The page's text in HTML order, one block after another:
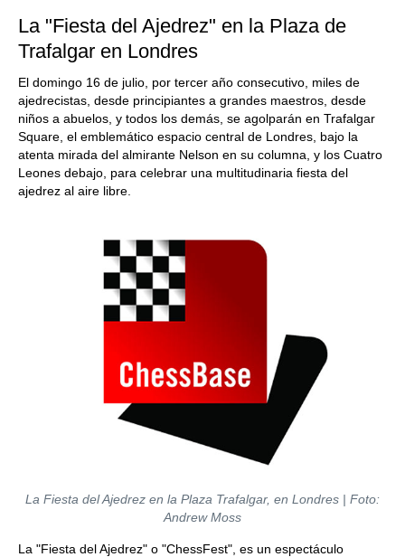
La "Fiesta del Ajedrez" en la Plaza de
Trafalgar en Londres
El domingo 16 de julio, por tercer año consecutivo, miles de
ajedrecistas, desde principiantes a grandes maestros, desde
niños a abuelos, y todos los demás, se agolparán en Trafalgar
Square, el emblemático espacio central de Londres, bajo la
atenta mirada del almirante Nelson en su columna, y los Cuatro
Leones debajo, para celebrar una multitudinaria fiesta del
ajedrez al aire libre.
La Fiesta del Ajedrez en la Plaza Trafalgar, en Londres | Foto:
Andrew Moss
La "Fiesta del Ajedrez" o "ChessFest", es un espectáculo